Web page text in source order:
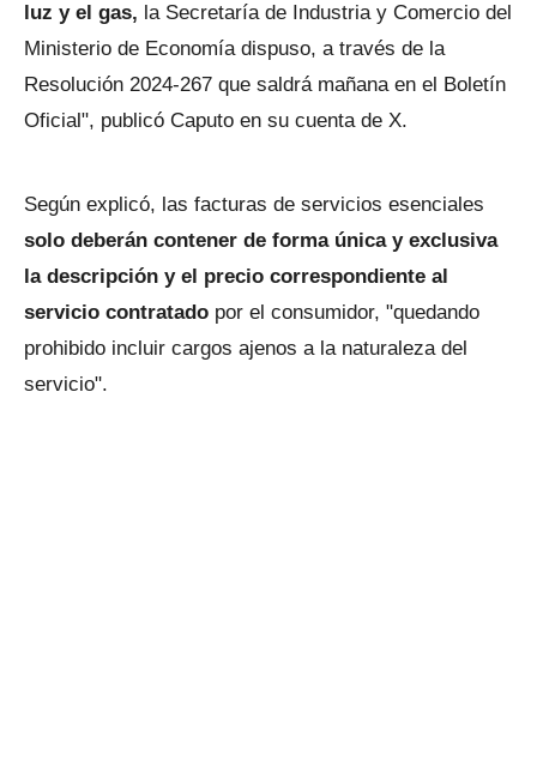
luz y el gas, la Secretaría de Industria y Comercio del
Ministerio de Economía dispuso, a través de la
Resolución 2024-267 que saldrá mañana en el Boletín
Oficial", publicó Caputo en su cuenta de X.
Según explicó, las facturas de servicios esenciales
solo deberán contener de forma única y exclusiva
la descripción y el precio correspondiente al
servicio contratado por el consumidor, "quedando
prohibido incluir cargos ajenos a la naturaleza del
servicio".